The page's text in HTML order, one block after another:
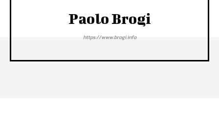
Paolo Brogi
https://www.brogi.info